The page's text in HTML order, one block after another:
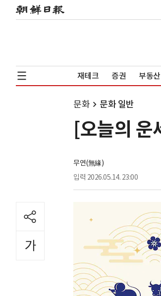
재테크 증권 부동산
문화 문화 일반
[오늘의
무연(無緣)
입력 2026.05.14. 23:00